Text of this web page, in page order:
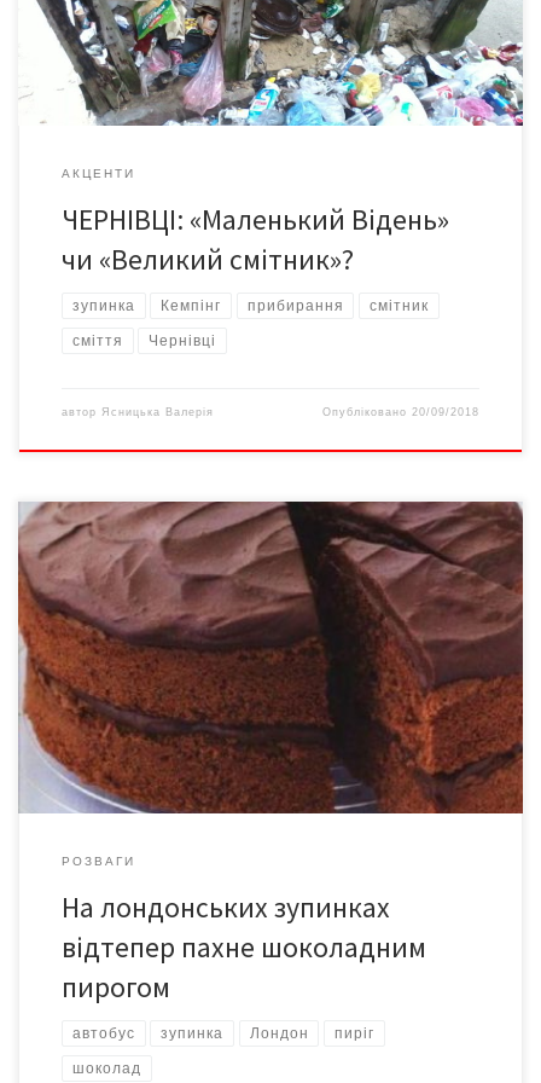
своєю архітектурою й історією. А у центрі цього всього –
смітник! Сміття […]
АКЦЕНТИ
ЧЕРНІВЦІ: «Маленький Відень»
чи «Великий смітник»?
зупинка Кемпінг прибирання смітник
сміття Чернівці
автор Ясницька Валерія Опубліковано20/09/2018
У столиці Великобританії Лондоні на деяких зупинках
громадського транспорту відтепер можна відчути запах
шоколадного пирога. На автобусних зупинках розвісили
плакати, що пахнуть пирогом із шоколадною помадкою. Як
пише видання MobileMarketing, у такий оригінальний спосіб
творці рекламної кампанії вирішили привернути увагу до книги
вегетаріанських рецептів The Bosh. Таку кампанію запустило
[…]
РОЗВАГИ
На лондонських зупинках
відтепер пахне шоколадним
пирогом
автобус зупинка Лондон пиріг
шоколад